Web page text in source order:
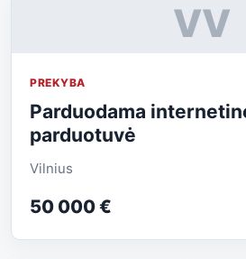
VV
PREKYBA
Parduodama
parduotuvė
Vilnius
50 000 €